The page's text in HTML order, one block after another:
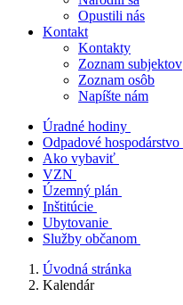
Opustili nás
Kontakt
Kontakty
Zoznam subjektov
Zoznam osôb
Napíšte nám
Úradné hodiny
Odpadové hospodárstvo
Ako vybaviť
VZN
Územný plán
Inštitúcie
Ubytovanie
Služby občanom
Úvodná stránka
Kalendár